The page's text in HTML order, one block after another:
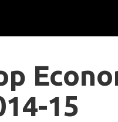
15